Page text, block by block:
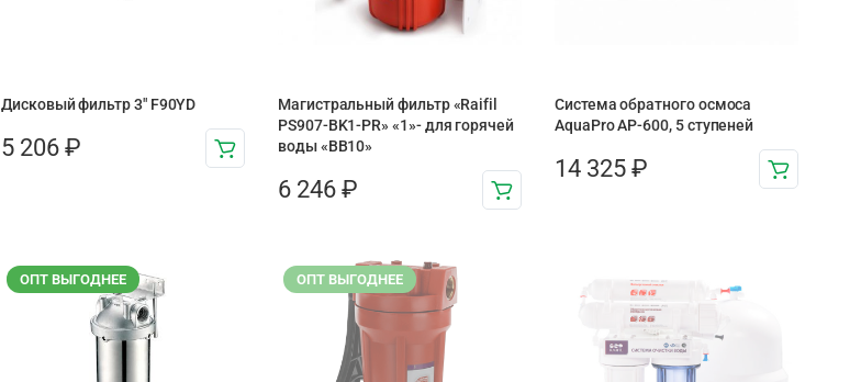
Дисковый фильтр 3″ F90YD
5 206 ₽
Магистральный фильтр «Raifil
PS907-BK1-PR» «1»- для горячей
воды «BB10»
6 246 ₽
Система обратного осмоса
AquaPro AP-600, 5 ступеней
14 325 ₽
ОПТ ВЫГОДНЕЕ ОПТ ВЫГОДНЕЕ